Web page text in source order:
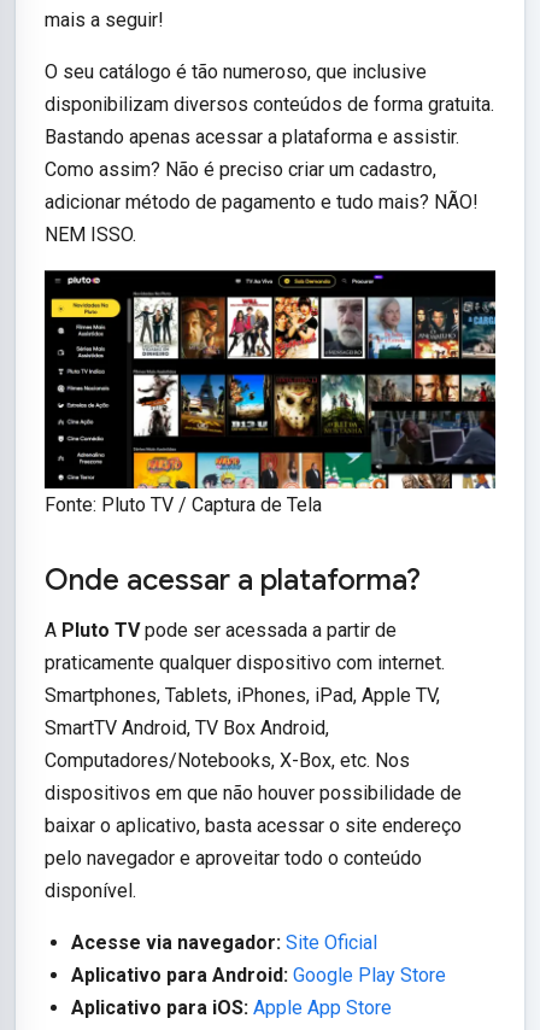
mais a seguir!
O seu catálogo é tão numeroso, que inclusive
disponibilizam diversos conteúdos de forma gratuita.
Bastando apenas acessar a plataforma e assistir.
Como assim? Não é preciso criar um cadastro,
adicionar método de pagamento e tudo mais? NÃO!
NEM ISSO.
Fonte: Pluto TV / Captura de Tela
Onde acessar a plataforma?
A Pluto TVpode ser acessada a partir de
praticamente qualquer dispositivo com internet.
Smartphones, Tablets, iPhones, iPad, Apple TV,
SmartTV Android, TV Box Android,
Computadores/Notebooks, X-Box, etc. Nos
dispositivos em que não houver possibilidade de
baixar o aplicativo, basta acessar o site endereço
pelo navegador e aproveitar todo o conteúdo
disponível.
Acesse via navegador: Site Oficial
Aplicativo para Android: Google Play Store
Aplicativo para iOS: Apple App Store